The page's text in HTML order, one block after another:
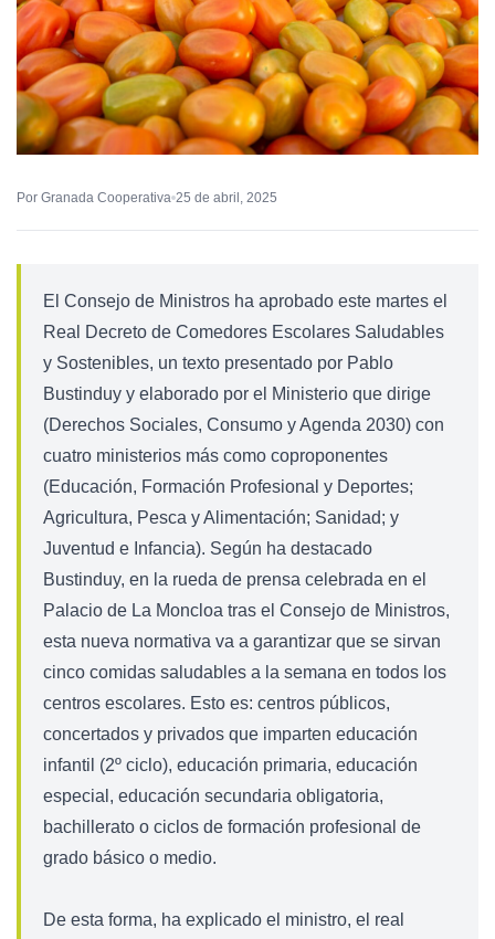
Por Granada Cooperativa 25 de abril, 2025
El Consejo de Ministros ha aprobado este martes el
Real Decreto de Comedores Escolares Saludables
y Sostenibles, un texto presentado por Pablo
Bustinduy y elaborado por el Ministerio que dirige
(Derechos Sociales, Consumo y Agenda 2030) con
cuatro ministerios más como coproponentes
(Educación, Formación Profesional y Deportes;
Agricultura, Pesca y Alimentación; Sanidad; y
Juventud e Infancia). Según ha destacado
Bustinduy, en la rueda de prensa celebrada en el
Palacio de La Moncloa tras el Consejo de Ministros,
esta nueva normativa va a garantizar que se sirvan
cinco comidas saludables a la semana en todos los
centros escolares. Esto es: centros públicos,
concertados y privados que imparten educación
infantil (2º ciclo), educación primaria, educación
especial, educación secundaria obligatoria,
bachillerato o ciclos de formación profesional de
grado básico o medio.
De esta forma, ha explicado el ministro, el real